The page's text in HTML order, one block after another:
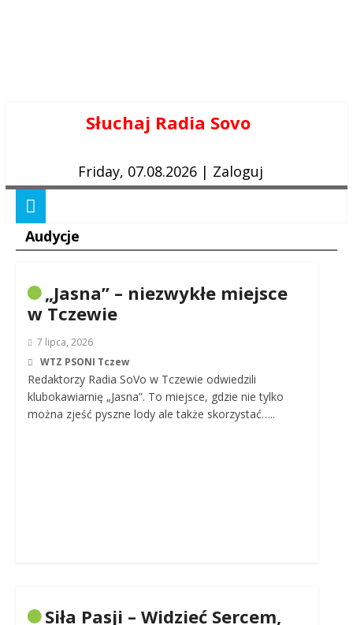
Słuchaj Radia Sovo
Friday, 07.08.2026 | Zaloguj
Audycje
„Jasna” – niezwykłe miejsce
w Tczewie
7 lipca, 2026
WTZ PSONI Tczew
Redaktorzy Radia SoVo w Tczewie odwiedzili
klubokawiarnię „Jasna”. To miejsce, gdzie nie tylko
można zjeść pyszne lody ale także skorzystać…..
Siła Pasji – Widzieć Sercem,